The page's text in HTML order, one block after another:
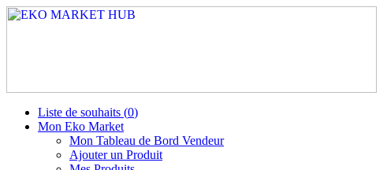
Liste de souhaits (0)
Mon Eko Market
Mon Tableau de Bord Vendeur
Ajouter un Produit